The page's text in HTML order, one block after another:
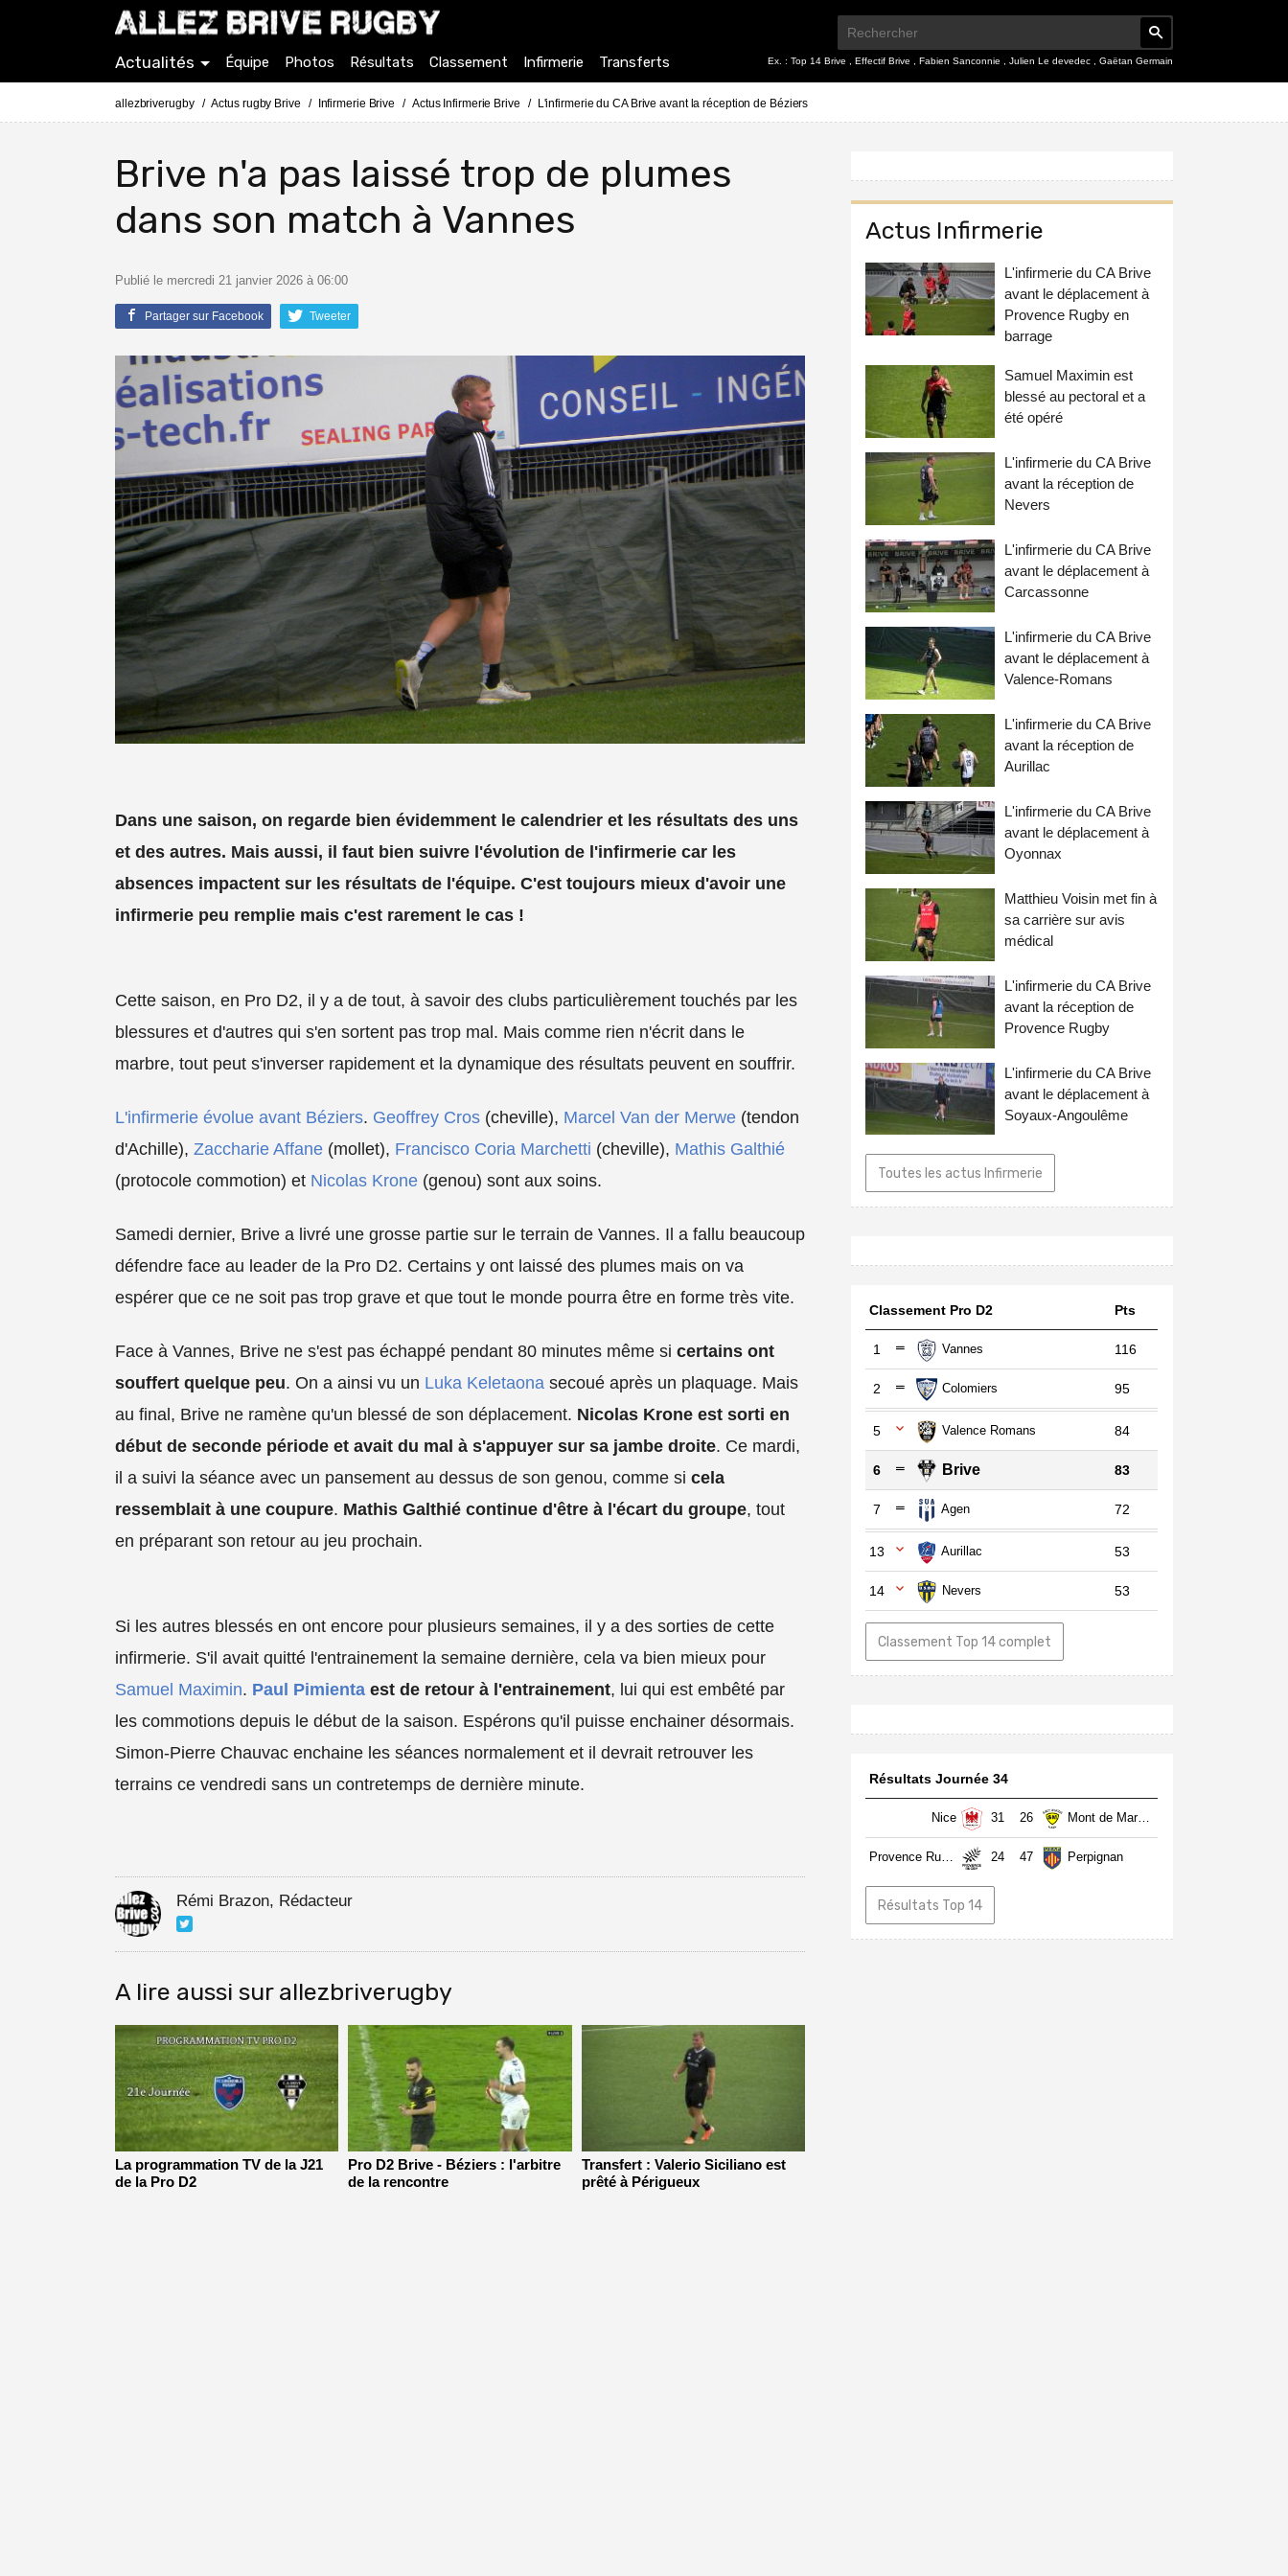
Ex. : Top 14 Brive Effectif Brive Fabien Sanconnie Julien Le devedec Gaëtan Germain
Actualités Équipe Photos Résultats Classement Infirmerie Transferts
allezbriverugby Actus rugby Brive Infirmerie Brive Actus Infirmerie Brive L'infirmerie du CA Brive avant la réception de Béziers
Brive n'a pas laissé trop de plumes
dans son match à Vannes
Publié le mercredi 21 janvier 2026 à 06:00
Partager sur Facebook Tweeter
Dans une saison, on regarde bien évidemment le calendrier et les résultats des uns
et des autres. Mais aussi, il faut bien suivre l'évolution de l'infirmerie car les
absences impactent sur les résultats de l'équipe. C'est toujours mieux d'avoir une
infirmerie peu remplie mais c'est rarement le cas !
Cette saison, en Pro D2, il y a de tout, à savoir des clubs particulièrement touchés par les
blessures et d'autres qui s'en sortent pas trop mal. Mais comme rien n'écrit dans le
marbre, tout peut s'inverser rapidement et la dynamique des résultats peuvent en souffrir.
L'infirmerie évolue avant Béziers. Geoffrey Cros (cheville), Marcel Van der Merwe (tendon
d'Achille), Zaccharie Affane (mollet), Francisco Coria Marchetti (cheville), Mathis Galthié
(protocole commotion) et Nicolas Krone (genou) sont aux soins.
Samedi dernier, Brive a livré une grosse partie sur le terrain de Vannes. Il a fallu beaucoup
défendre face au leader de la Pro D2. Certains y ont laissé des plumes mais on va
espérer que ce ne soit pas trop grave et que tout le monde pourra être en forme très vite.
Face à Vannes, Brive ne s'est pas échappé pendant 80 minutes même si certains ont
souffert quelque peu. On a ainsi vu un Luka Keletaona secoué après un plaquage. Mais
au final, Brive ne ramène qu'un blessé de son déplacement. Nicolas Krone est sorti en
début de seconde période et avait du mal à s'appuyer sur sa jambe droite. Ce mardi,
il a suivi la séance avec un pansement au dessus de son genou, comme si cela
ressemblait à une coupure. Mathis Galthié continue d'être à l'écart du groupe, tout
en préparant son retour au jeu prochain.
Si les autres blessés en ont encore pour plusieurs semaines, il y a des sorties de cette
infirmerie. S'il avait quitté l'entrainement la semaine dernière, cela va bien mieux pour
Samuel Maximin. Paul Pimienta est de retour à l'entrainement, lui qui est embêté par
les commotions depuis le début de la saison. Espérons qu'il puisse enchainer désormais.
Simon-Pierre Chauvac enchaine les séances normalement et il devrait retrouver les
terrains ce vendredi sans un contretemps de dernière minute.
Rémi Brazon, Rédacteur
A lire aussi sur allezbriverugby
La programmation TV de la J21
de la Pro D2
Pro D2 Brive - Béziers : l'arbitre
de la rencontre
Transfert : Valerio Siciliano est
prêté à Périgueux
Actus Infirmerie
L'infirmerie du CA Brive
avant le déplacement à
Provence Rugby en
barrage
Samuel Maximin est
blessé au pectoral et a
été opéré
L'infirmerie du CA Brive
avant la réception de
Nevers
L'infirmerie du CA Brive
avant le déplacement à
Carcassonne
L'infirmerie du CA Brive
avant le déplacement à
Valence-Romans
L'infirmerie du CA Brive
avant la réception de
Aurillac
L'infirmerie du CA Brive
avant le déplacement à
Oyonnax
Matthieu Voisin met fin à
sa carrière sur avis
médical
L'infirmerie du CA Brive
avant la réception de
Provence Rugby
L'infirmerie du CA Brive
avant le déplacement à
Soyaux-Angoulême
Toutes les actus Infirmerie
Classement Pro D2 Pts
1 Vannes 116
2 Colomiers 95
5 Valence Romans 84
6 Brive 83
7 Agen 72
13 Aurillac 53
14 Nevers 53
Classement Top 14 complet
Résultats Journée 34
Nice 31 26 Mont de Marsan
Provence Rugby 24 47 Perpignan
Résultats Top 14